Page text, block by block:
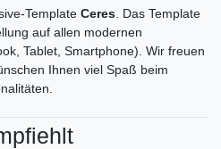
Template Ceres . Das Template
auf allen modernen
Tablet, Smartphone). Wir freuen
Ihnen viel Spaß beim